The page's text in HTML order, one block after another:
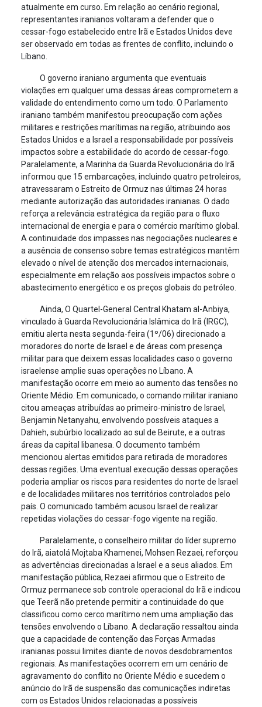
atualmente em curso. Em relação ao cenário regional,
representantes iranianos voltaram a defender que o
cessar-fogo estabelecido entre Irã e Estados Unidos deve
ser observado em todas as frentes de conflito, incluindo o
Líbano.
O governo iraniano argumenta que eventuais
violações em qualquer uma dessas áreas comprometem a
validade do entendimento como um todo. O Parlamento
iraniano também manifestou preocupação com ações
militares e restrições marítimas na região, atribuindo aos
Estados Unidos e a Israel a responsabilidade por possíveis
impactos sobre a estabilidade do acordo de cessar-fogo.
Paralelamente, a Marinha da Guarda Revolucionária do Irã
informou que 15 embarcações, incluindo quatro petroleiros,
atravessaram o Estreito de Ormuz nas últimas 24 horas
mediante autorização das autoridades iranianas. O dado
reforça a relevância estratégica da região para o fluxo
internacional de energia e para o comércio marítimo global.
A continuidade dos impasses nas negociações nucleares e
a ausência de consenso sobre temas estratégicos mantêm
elevado o nível de atenção dos mercados internacionais,
especialmente em relação aos possíveis impactos sobre o
abastecimento energético e os preços globais do petróleo.
Ainda, O Quartel-General Central Khatam al-Anbiya,
vinculado à Guarda Revolucionária Islâmica do Irã (IRGC),
emitiu alerta nesta segunda-feira (1º/06) direcionado a
moradores do norte de Israel e de áreas com presença
militar para que deixem essas localidades caso o governo
israelense amplie suas operações no Líbano. A
manifestação ocorre em meio ao aumento das tensões no
Oriente Médio. Em comunicado, o comando militar iraniano
citou ameaças atribuídas ao primeiro-ministro de Israel,
Benjamin Netanyahu, envolvendo possíveis ataques a
Dahieh, subúrbio localizado ao sul de Beirute, e a outras
áreas da capital libanesa. O documento também
mencionou alertas emitidos para retirada de moradores
dessas regiões. Uma eventual execução dessas operações
poderia ampliar os riscos para residentes do norte de Israel
e de localidades militares nos territórios controlados pelo
país. O comunicado também acusou Israel de realizar
repetidas violações do cessar-fogo vigente na região.
Paralelamente, o conselheiro militar do líder supremo
do Irã, aiatolá Mojtaba Khamenei, Mohsen Rezaei, reforçou
as advertências direcionadas a Israel e a seus aliados. Em
manifestação pública, Rezaei afirmou que o Estreito de
Ormuz permanece sob controle operacional do Irã e indicou
que Teerã não pretende permitir a continuidade do que
classificou como cerco marítimo nem uma ampliação das
tensões envolvendo o Líbano. A declaração ressaltou ainda
que a capacidade de contenção das Forças Armadas
iranianas possui limites diante de novos desdobramentos
regionais. As manifestações ocorrem em um cenário de
agravamento do conflito no Oriente Médio e sucedem o
anúncio do Irã de suspensão das comunicações indiretas
com os Estados Unidos relacionadas a possíveis